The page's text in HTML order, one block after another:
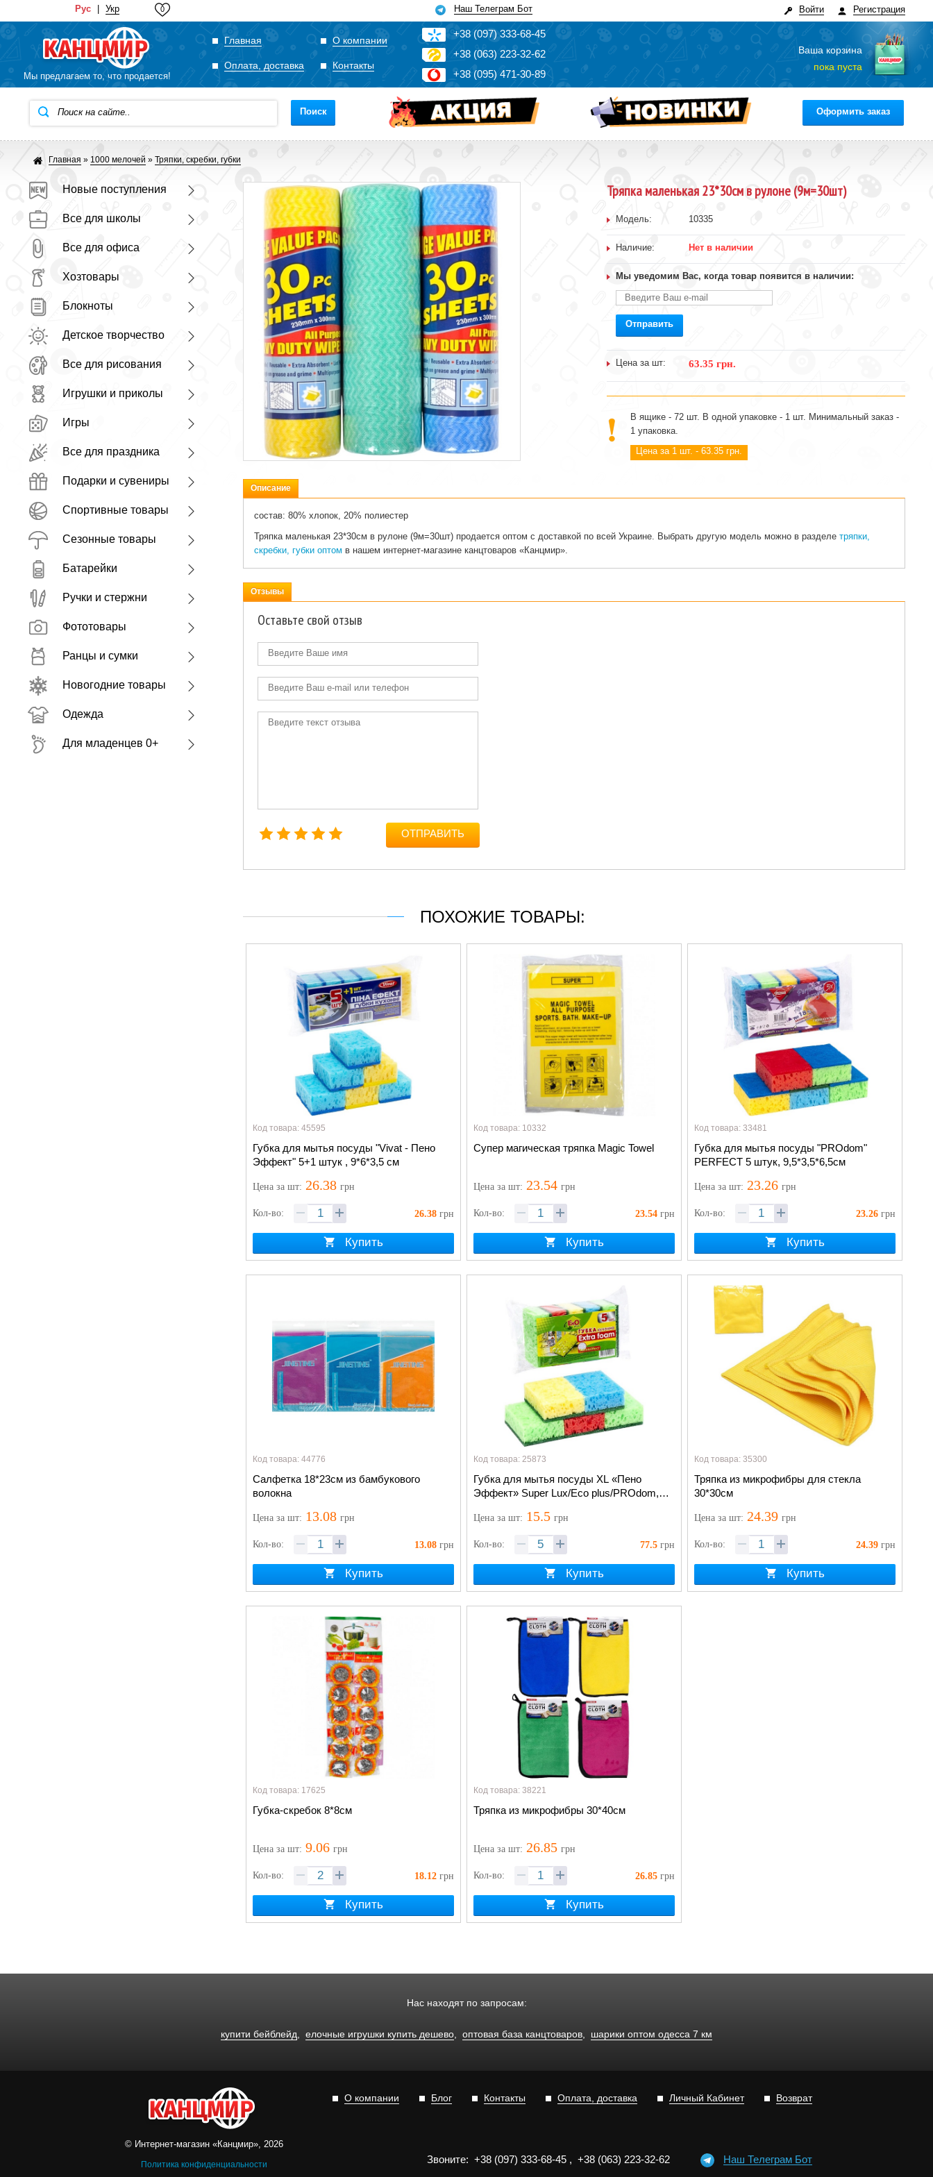
Рус Укр 0 Наш Телеграм Бот Регистрация
Войти
Мы предлагаем то, что продается!
Главная О компании
Оплата, доставка Контакты
+38 (097)333-68-45
+38 (063) 223-32-62
+38 (095) 471-30-89
Ваша корзина
пока пуста
Поиск Оформить заказ
Главная » 1000 мелочей » Тряпки, скребки, губки
Новые поступления
Все для школы
Все для офиса
Хозтовары
Блокноты
Детское творчество
Все для рисования
Игрушки и приколы
Игры
Все для праздника
Подарки и сувениры
Спортивные товары
Сезонные товары
Батарейки
Ручки и стержни
Фототовары
Ранцы и сумки
Новогодние товары
Одежда
Для младенцев 0+
Тряпка маленькая 23*30см в рулоне (9м=30шт)
Модель: 10335
Наличие: Нет в наличии
Мы уведомим Вас, когда товар появится в наличии:
Отправить
Цена за шт: 63.35 грн.
В ящике - 72 шт. В одной упаковке - 1 шт. Минимальный заказ -
1 упаковка.
Цена за 1 шт. - 63.35 грн.
Описание
состав: 80% хлопок, 20% полиестер
Тряпка маленькая 23*30см в рулоне (9м=30шт) продается оптом с доставкой по всей Украине. Выбрать другую модель можно в разделе тряпки,
скребки, губки оптом в нашем интернет-магазине канцтоваров «Канцмир».
Отзывы
Оставьте свой отзыв
ОТПРАВИТЬ
ПОХОЖИЕ ТОВАРЫ:
Код товара: 45595
Губка для мытья посуды "Vivat - Пено
Эффект" 5+1 штук , 9*6*3,5 см
Цена за шт: 26.38 грн
Кол-во: 26.38 грн
Купить
Код товара: 10332
Супер магическая тряпка Magic Towel
Ценаза шт: 23.54 грн
Кол-во: 23.54 грн
Купить
Код товара: 33481
Губка для мытья посуды "PROdom"
PERFECT 5 штук, 9,5*3,5*6,5см
Ценаза шт: 23.26 грн
Кол-во: 23.26 грн
Купить
Код товара: 44776
Салфетка 18*23см из бамбукового
волокна
Цена за шт: 13.08 грн
Кол-во: 13.08 грн
Купить
Код товара: 25873
Губка для мытья посуды XL «Пено
Эффект» Super Lux/Eco plus/PROdom,
Ценаза шт: 15.5 грн
Кол-во: 77.5 грн
Купить
Код товара: 35300
Тряпка из микрофибры для стекла
30*30см
Ценаза шт: 24.39 грн
Кол-во: 24.39 грн
Купить
Код товара: 17625
Губка-скребок 8*8см
Цена за шт: 9.06 грн
Кол-во: 18.12 грн
Купить
Код товара: 38221
Тряпка из микрофибры 30*40см
Ценаза шт: 26.85 грн
Кол-во: 26.85 грн
Купить
Нас находят по запросам:
купити бейблейд елочные игрушки купить дешево оптовая база канцтоваров шарики оптом одесса 7 км
© Интернет-магазин «Канцмир», 2026
Политика конфиденциальности
Возврат
Личный Кабинет
Оплата, доставка
Контакты
Блог
О компании
Звоните: +38 (097) 333-68-45 , +38 (063) 223-32-62 Наш Телеграм Бот